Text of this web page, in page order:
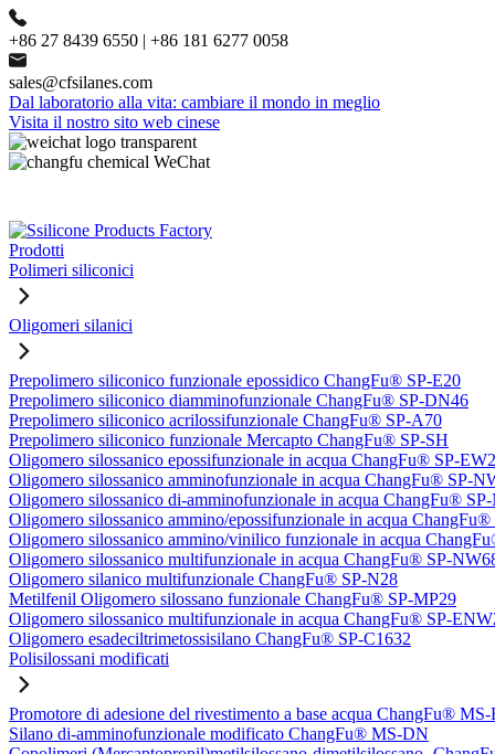
+86 27 8439 6550 | +86 181 6277 0058
sales@cfsilanes.com
Dal laboratorio alla vita: cambiare il mondo in meglio
Visita il nostro sito web cinese
Prodotti
Polimeri siliconici
Oligomeri silanici
Prepolimero siliconico funzionale epossidico ChangFu® SP-E20
Prepolimero siliconico diamminofunzionale ChangFu® SP-DN46
Prepolimero siliconico acrilossifunzionale ChangFu® SP-A70
Prepolimero siliconico funzionale Mercapto ChangFu® SP-SH
Oligomero silossanico epossifunzionale in acqua ChangFu® SP-
Oligomero silossanico amminofunzionale in acqua ChangFu® SP-
Oligomero silossanico di-amminofunzionale in acqua ChangFu®
Oligomero silossanico ammino/epossifunzionale in acqua
Oligomero silossanico ammino/vinilico funzionale in acqua
Oligomero silossanico multifunzionale in acqua ChangFu® SP-
Oligomero silanico multifunzionale ChangFu® SP-N28
Metilfenil Oligomero silossano funzionale ChangFu® SP-MP29
Oligomero silossanico multifunzionale in acqua ChangFu® SP-
Oligomero esadeciltrimetossisilano ChangFu® SP-C1632
Polisilossani modificati
Promotore di adesione del rivestimento a base acqua ChangFu® MS-
Silano di-amminofunzionale modificato ChangFu® MS-DN